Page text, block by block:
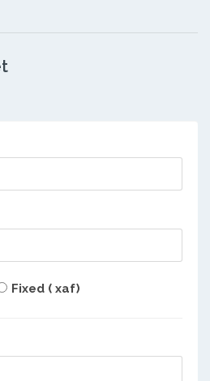
Fixed ( xaf)